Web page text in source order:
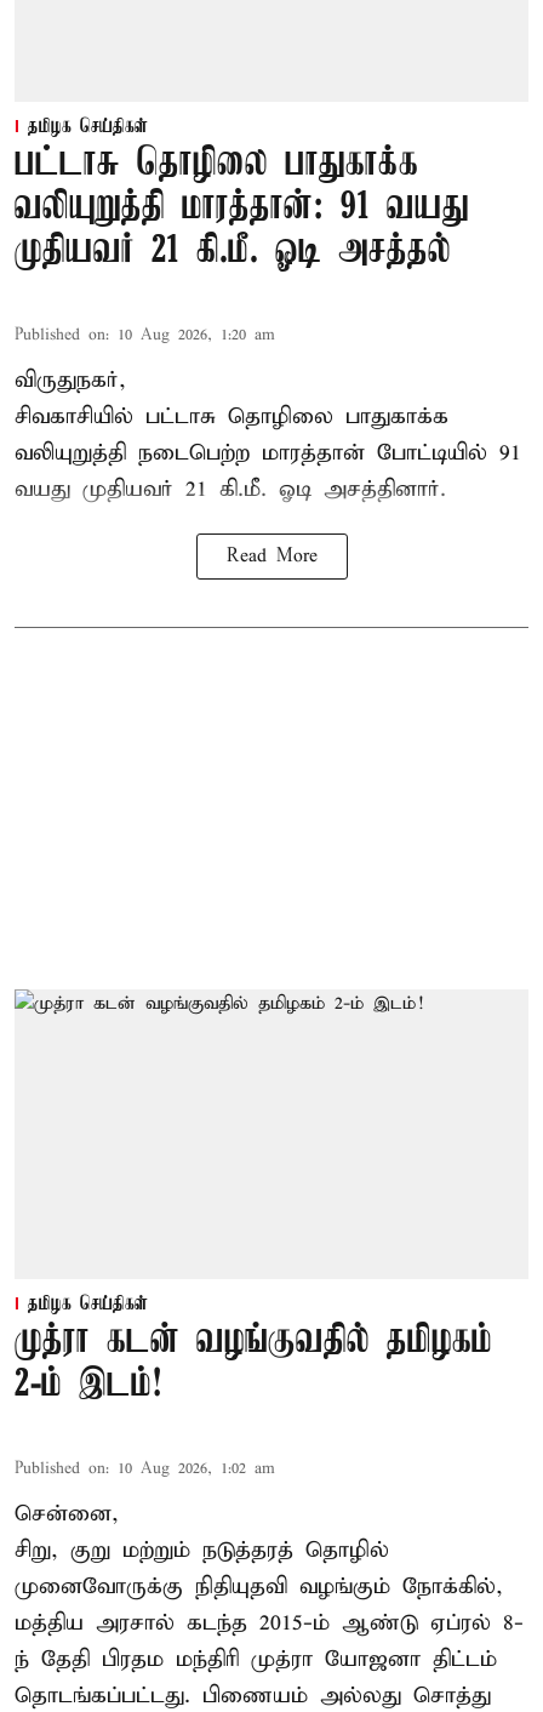
தமிழக செய்திகள்
பட்டாசு தொழிலை பாதுகாக்க
வலியுறுத்தி மாரத்தான்: 91 வயது
முதியவர் 21 கி.மீ. ஓடி அசத்தல்
Published on: 10 Aug 2026, 1:20 am
விருதுநகர்,
சிவகாசியில் பட்டாசு தொழிலை பாதுகாக்க
வலியுறுத்தி நடைபெற்ற மாரத்தான் போட்டியில் 91
வயது முதியவர் 21 கி.மீ. ஓடி அசத்தினார்.
Read More
தமிழக செய்திகள்
முத்ரா கடன் வழங்குவதில் தமிழகம்
2-ம் இடம்!
Published on: 10 Aug 2026, 1:02 am
சென்னை,
சிறு, குறு மற்றும் நடுத்தரத் தொழில்
முனைவோருக்கு நிதியுதவி வழங்கும் நோக்கில்,
மத்திய அரசால் கடந்த 2015-ம் ஆண்டு ஏப்ரல் 8-
ந் தேதி பிரதம மந்திரி முத்ரா யோஜனா திட்டம்
தொடங்கப்பட்டது. பிணையம் அல்லது சொத்து